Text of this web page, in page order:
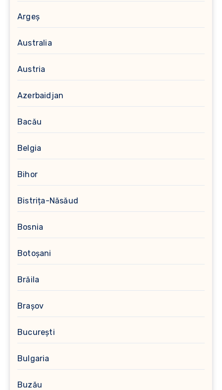
Argeș
Australia
Austria
Azerbaidjan
Bacău
Belgia
Bihor
Bistrița-Năsăud
Bosnia
Botoșani
Brăila
Brașov
București
Bulgaria
Buzău